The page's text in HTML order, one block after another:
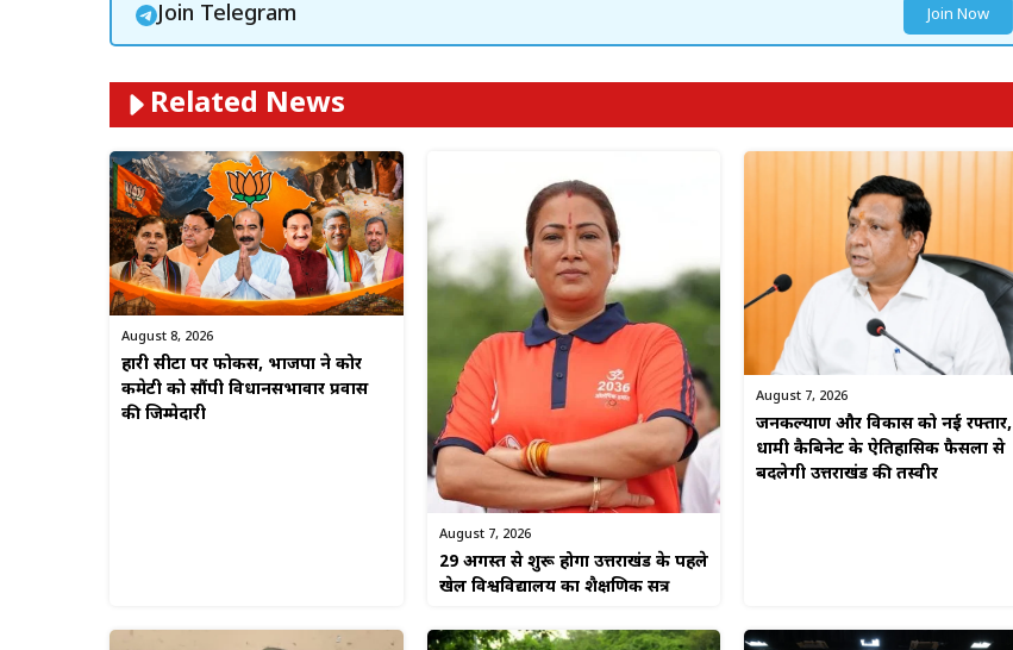
Join Telegram Join Now
Related News
August 8, 2026
हारी सीटों पर फोकस, भाजपा ने कोर
कमेटी को सौंपी विधानसभावार प्रवास
की जिम्मेदारी
August 7, 2026
29 अगस्त से शुरू होगा उत्तराखंड के पहले
खेल विश्वविद्यालय का शैक्षणिक सत्र
August 7, 2026
जनकल्याण और विकास को नई रफ्तार,
धामी कैबिनेट के ऐतिहासिक फैसलों से
बदलेगी उत्तराखंड की तस्वीर